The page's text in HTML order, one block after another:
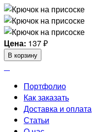
Цена: 137₽
В корзину
Портфолио
Как заказать
Доставка и оплата
Статьи